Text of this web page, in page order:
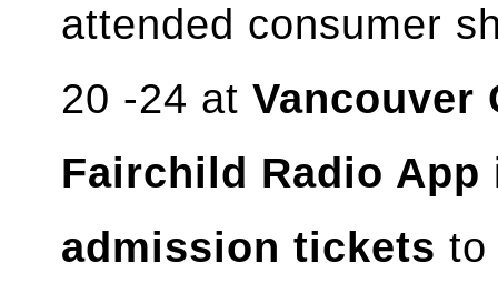
attended consumer
20 -24 at Vancouver
Fairchild Radio App
admission tickets